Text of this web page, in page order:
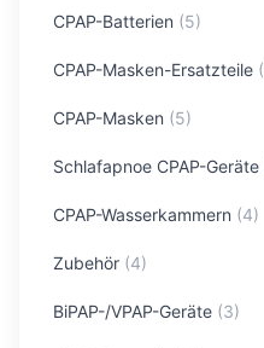
CPAP-Batterien (5)
CPAP-Masken-Ersatzteile (
CPAP-Masken (5)
Schlafapnoe CPAP-Geräte
CPAP-Wasserkammern (4)
Zubehör (4)
BiPAP-/VPAP-Geräte (3)